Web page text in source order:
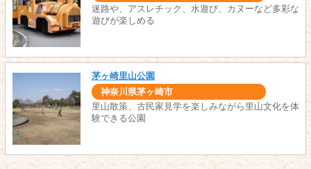
迷路や、アスレチック、水遊び、カヌーなど多彩な
遊びが楽しめる
茅ヶ崎里山公園
神奈川県茅ヶ崎市
里山散策、古民家見学を楽しみながら里山文化を体
験できる公園